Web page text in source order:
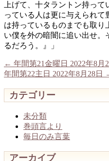
上げて、十タラントン持って
っている人は更に与えられて
は持っているものまでも取り
い僕を外の暗闇に追い出せ。
るだろう。』」
← 年間第21金曜日 2022年8
年間第22主日 2022年8月28日
カテゴリー
未分類
巻頭言より
毎日のみ言葉
アーカイブ